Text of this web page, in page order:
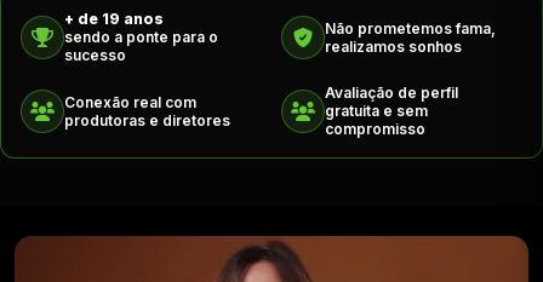
+ de 19 anos
sendo a ponte para o
sucesso
Não prometemos fama,
realizamos sonhos
Conexão real com
produtoras e diretores
Avaliação de perfil
gratuita e sem
compromisso